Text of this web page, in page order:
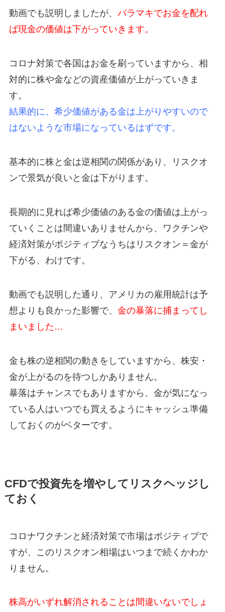
動画でも説明しましたが、 バラマキでお金を配れ
ば現金の価値は下がっていきます。
コロナ対策で各国はお金を刷っていますから、相
対的に株や金などの資産価値が上がっていきま
す。
結果的に、希少価値がある金は上がりやすいので
はないような市場になっているはずです。
基本的に株と金は逆相関の関係があり、リスクオ
ンで景気が良いと金は下がります。
長期的に見れば希少価値のある金の価値は上がっ
ていくことは間違いありませんから、ワクチンや
経済対策がポジティブなうちはリスクオン＝金が
下がる、わけです。
動画でも説明した通り、 アメリカの雇用統計は予
想よりも良かった影響で、 金の暴落に捕まってし
まいました…
金も株の逆相関の動きをしていますから、株安・
金が上がるのを待つしかありません。
暴落はチャンスでもありますから、金が気になっ
ている人はいつでも買えるようにキャッシュ準備
しておくのがベターです。
CFDで投資先を増やしてリスクヘッジし
ておく
コロナワクチンと経済対策で市場はポジティブで
すが、このリスクオン相場はいつまで続くかわか
りません。
株高がいずれ解消されることは間違いないでしょ